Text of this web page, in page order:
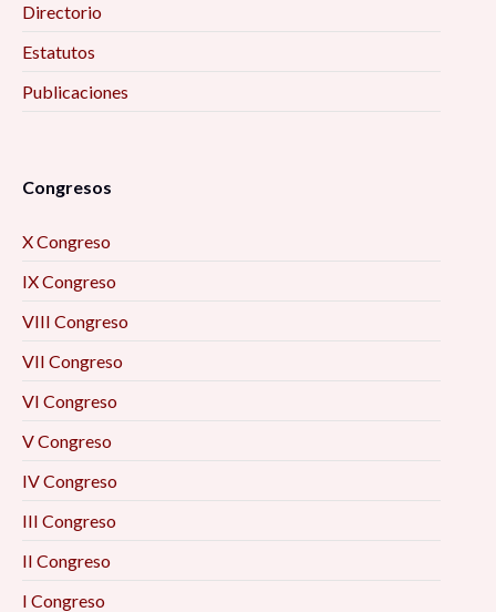
Directorio
Estatutos
Publicaciones
Congresos
X Congreso
IX Congreso
VIII Congreso
VII Congreso
VI Congreso
V Congreso
IV Congreso
III Congreso
II Congreso
I Congreso